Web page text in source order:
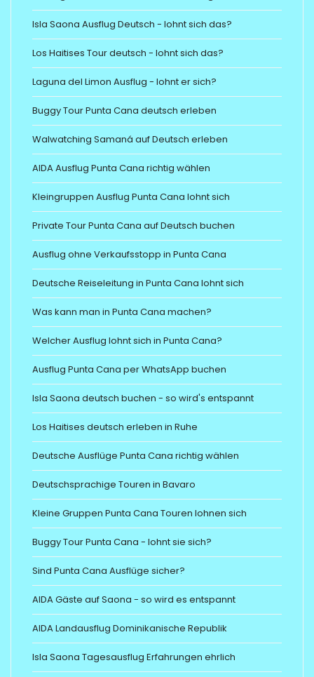
Isla Saona Ausflug Deutsch - lohnt sich das?
Los Haitises Tour deutsch - lohnt sich das?
Laguna del Limon Ausflug - lohnt er sich?
Buggy Tour Punta Cana deutsch erleben
Walwatching Samaná auf Deutsch erleben
AIDA Ausflug Punta Cana richtig wählen
Kleingruppen Ausflug Punta Cana lohnt sich
Private Tour Punta Cana auf Deutsch buchen
Ausflug ohne Verkaufsstopp in Punta Cana
Deutsche Reiseleitung in Punta Cana lohnt sich
Was kann man in Punta Cana machen?
Welcher Ausflug lohnt sich in Punta Cana?
Ausflug Punta Cana per WhatsApp buchen
Isla Saona deutsch buchen - so wird's entspannt
Los Haitises deutsch erleben in Ruhe
Deutsche Ausflüge Punta Cana richtig wählen
Deutschsprachige Touren in Bavaro
Kleine Gruppen Punta Cana Touren lohnen sich
Buggy Tour Punta Cana - lohnt sie sich?
Sind Punta Cana Ausflüge sicher?
AIDA Gäste auf Saona - so wird es entspannt
AIDA Landausflug Dominikanische Republik
Isla Saona Tagesausflug Erfahrungen ehrlich